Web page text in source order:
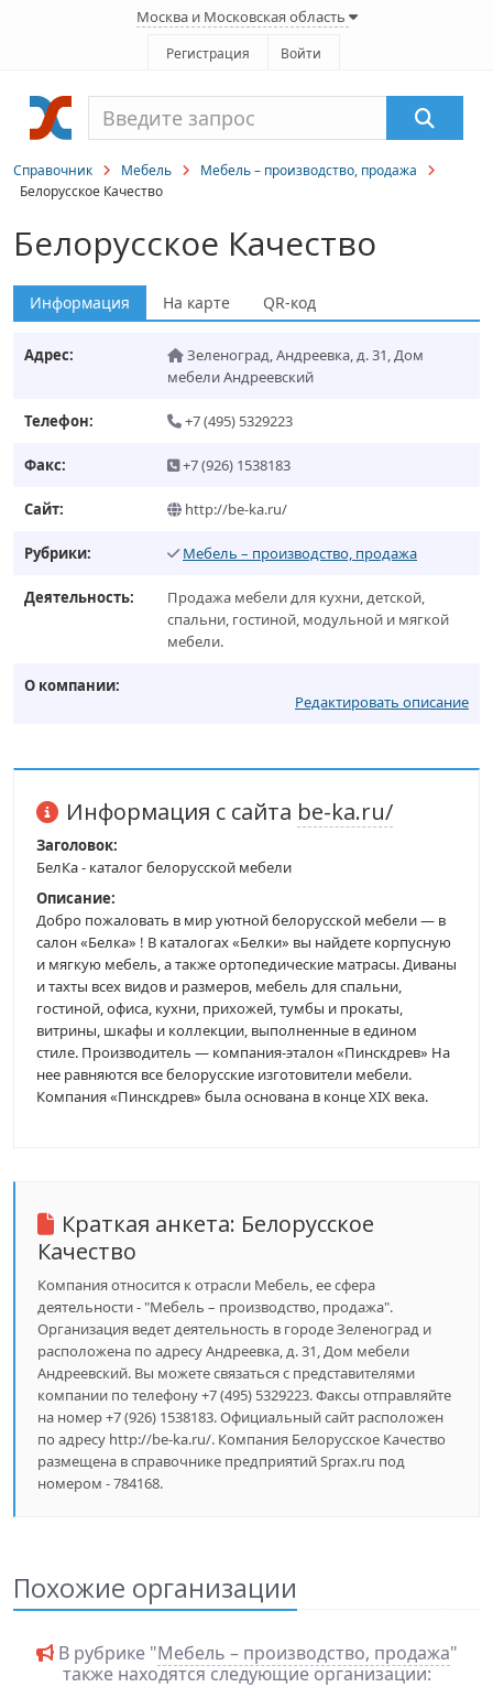
Москва и Московская область
Регистрация Войти
Справочник Мебель
Мебель – производство, продажа
Белорусское Качество
Белорусское Качество
Информация На карте QR-код
Адрес: Зеленоград,Андреевка, д. 31, Дом
мебели Андреевский
Телефон: +7 (495) 5329223
Факс: +7 (926) 1538183
Сайт: http://be-ka.ru/
Рубрики: Мебель – производство, продажа
Деятельность:
Продажа мебели для кухни, детской,
спальни, гостиной, модульной и мягкой
мебели.
О компании:
Редактировать описание
Информация с сайта be-ka.ru/
Заголовок:
БелКа - каталог белорусской мебели
Описание:
Добро пожаловать в мир уютной белорусской мебели — в
салон «Белка» ! В каталогах «Белки» вы найдете корпусную
и мягкую мебель, а также ортопедические матрасы. Диваны
и тахты всех видов и размеров, мебель для спальни,
гостиной, офиса, кухни, прихожей, тумбы и прокаты,
витрины, шкафы и коллекции, выполненные в едином
стиле. Производитель — компания-эталон «Пинскдрев» На
нее равняются все белорусские изготовители мебели.
Компания «Пинскдрев» была основана в конце XIX века.
Краткая анкета: Белорусское
Качество
Компания относится к отрасли Мебель, ее сфера
деятельности - "Мебель – производство, продажа".
Организация ведет деятельность в городе Зеленоград и
расположена по адресу Андреевка, д. 31, Дом мебели
Андреевский. Вы можете связаться с представителями
компании по телефону +7 (495) 5329223. Факсы отправляйте
на номер +7 (926) 1538183. Официальный сайт расположен
по адресу http://be-ka.ru/. Компания Белорусское Качество
размещена в справочнике предприятий Sprax.ru под
номером - 784168.
Похожие организации
В рубрике "Мебель – производство, продажа"
также находятся следующие организации: